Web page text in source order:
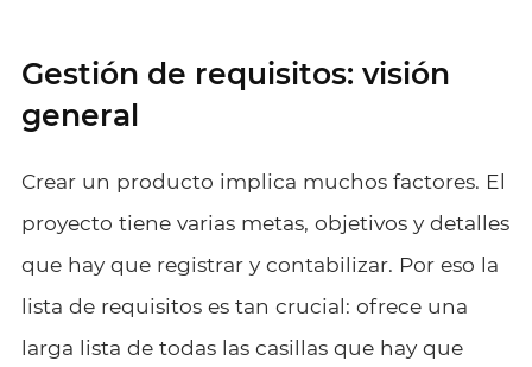
Gestión de requisitos: visión
general
Crear un producto implica muchos factores. El
proyecto tiene varias metas, objetivos y detalles
que hay que registrar y contabilizar. Por eso la
lista de requisitos es tan crucial: ofrece una
larga lista de todas las casillas que hay que